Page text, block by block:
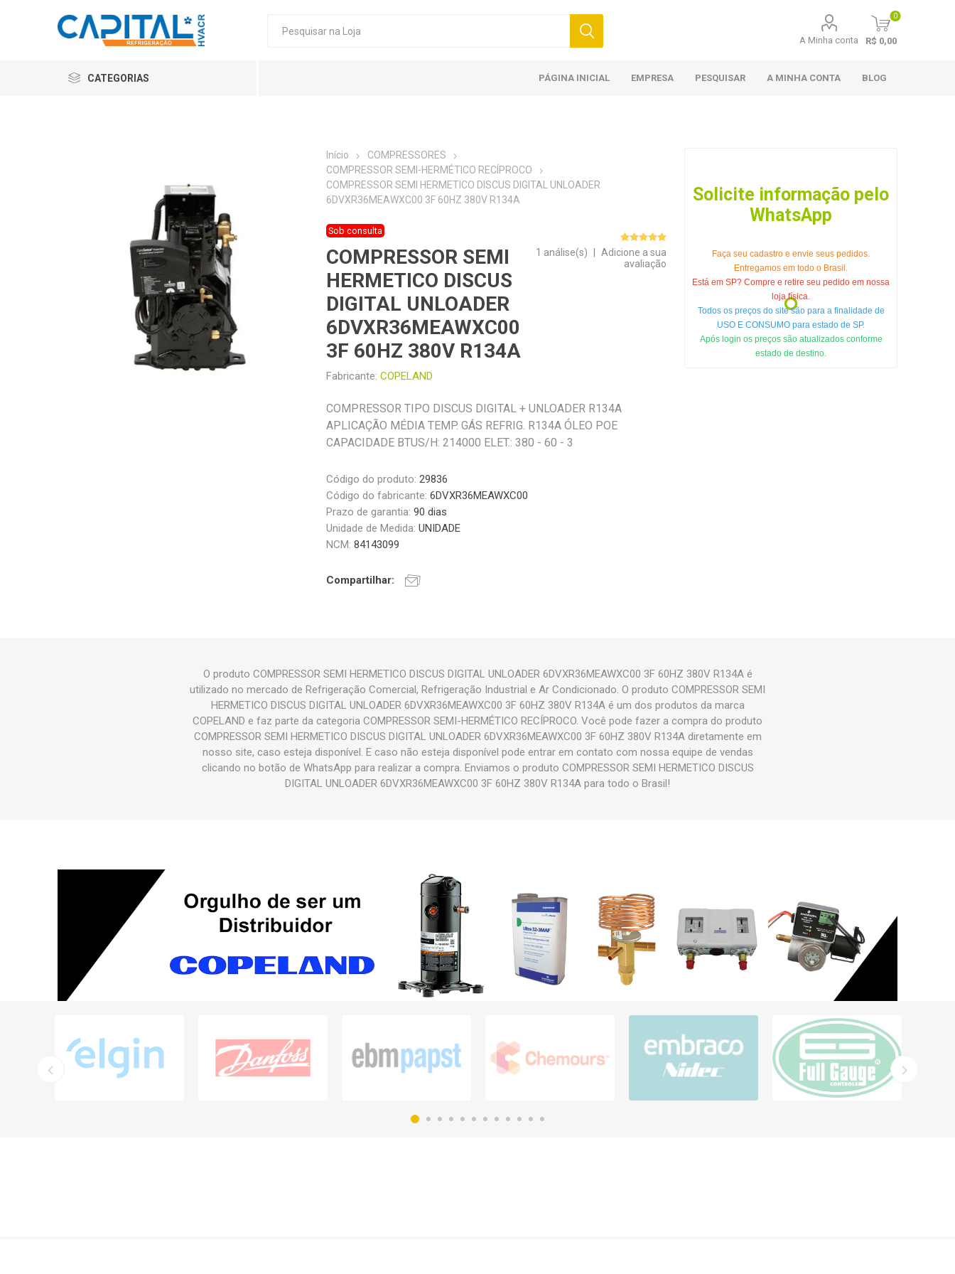
A Minha conta
0
R$ 0,00
CATEGORIAS PÁGINA INICIAL EMPRESA PESQUISAR A MINHA CONTA BLOG
Início
COMPRESSORES
COMPRESSOR SEMI-HERMÉTICO RECÍPROCO
COMPRESSOR SEMI HERMETICO DISCUS DIGITAL UNLOADER
6DVXR36MEAWXC00 3F 60HZ 380V R134A
Sob consulta
COMPRESSOR SEMI
HERMETICO DISCUS
DIGITAL UNLOADER
6DVXR36MEAWXC00
3F 60HZ 380V R134A
Fabricante: COPELAND
1 análise(s)
Adicione a sua
avaliação
COMPRESSOR TIPO DISCUS DIGITAL + UNLOADER R134A
APLICAÇÃO MÉDIA TEMP. GÁS REFRIG. R134A ÓLEO POE
CAPACIDADE BTUS/H: 214000 ELET.: 380 - 60 - 3
Código do produto: 29836
Código do fabricante: 6DVXR36MEAWXC00
Prazo de garantia:90 dias
Unidade de Medida:UNIDADE
NCM:84143099
Compartilhar:
Solicite informação pelo
WhatsApp
Faça seu cadastro e envie seus pedidos.
Entregamos em todo o Brasil.
Está em SP? Compre e retire seu pedido em nossa
loja física.
Todos os preços do site são para a finalidade de
USO E CONSUMO para estado de SP.
Após login os preços são atualizados conforme
estado de destino.
O produto COMPRESSOR SEMI HERMETICO DISCUS DIGITAL UNLOADER 6DVXR36MEAWXC00 3F 60HZ 380V R134A é
utilizado no mercado de Refrigeração Comercial, Refrigeração Industrial e Ar Condicionado. O produto COMPRESSOR SEMI
HERMETICO DISCUS DIGITAL UNLOADER 6DVXR36MEAWXC00 3F 60HZ 380V R134A é um dos produtos da marca
COPELAND e faz parte da categoria COMPRESSOR SEMI-HERMÉTICO RECÍPROCO. Você pode fazer a compra do produto
COMPRESSOR SEMI HERMETICO DISCUS DIGITAL UNLOADER 6DVXR36MEAWXC00 3F 60HZ 380V R134A diretamente em
nosso site, caso esteja disponível. E caso não esteja disponível pode entrar em contato com nossa equipe de vendas
clicando no botão de WhatsApp para realizar a compra. Enviamos o produto COMPRESSOR SEMI HERMETICO DISCUS
DIGITAL UNLOADER 6DVXR36MEAWXC00 3F 60HZ 380V R134A para todo o Brasil!